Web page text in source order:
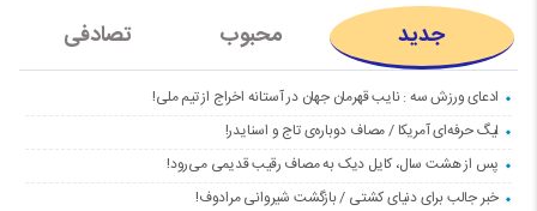
جدید محبوب تصادفی
ادعای ورزش سه : نایب قهرمان جهان در آستانه اخراج از تیم ملی!
لیگ حرفه‌ای آمریکا / مصاف دوباره‌ی تاج و اسنایدر!
پس از هشت سال، کایل دیک به مصاف رقیب قدیمی می‌رود!
خبر جالب برای دنیای کشتی / بازگشت شیروانی مرادوف!